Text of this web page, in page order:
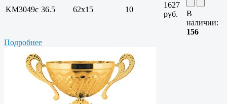
KM3049c 36.5 62х15 10
1627
руб.
В
наличии:
156
Подробнее